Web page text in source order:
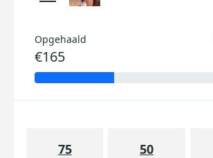
Opgehaald
€165
75 50